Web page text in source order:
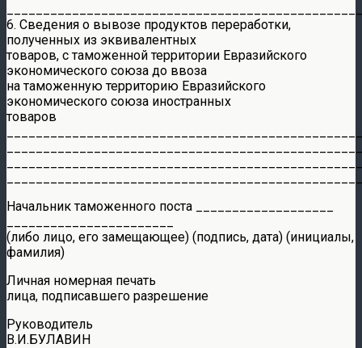
6. Сведения о вывозе продуктов переработки,
полученных из эквивалентных
товаров, с таможенной территории Евразийского
экономического союза до ввоза
на таможенную территорию Евразийского
экономического союза иностранных
товаров
Начальник таможенного поста ___________________
(либо лицо, его замещающее) (подпись, дата) (инициалы,
фамилия)
Личная номерная печать
лица, подписавшего разрешение
Руководитель
В.И.БУЛАВИН